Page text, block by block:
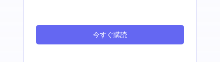
今すぐ購読